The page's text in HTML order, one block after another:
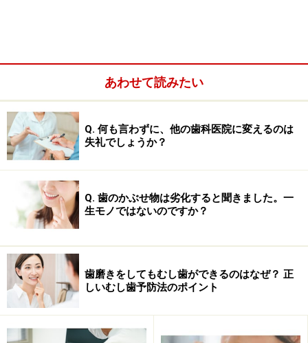
が研究されていきました。
撃によって歪みや応力が歯の根元付近に蓄積することで
起こる「マイクロクラック」という目で見えないほどの
微細なひび割れです。実は歯には構造的に1本1本に噛み
あわせが接触する最適な場所があり、この場所で噛む場
合にはマイクロクラックが起こりにくくなっています。
撃は、歪みや応力となって歯の根元付近に蓄積します。
「マイクロクラック」は唾液によって修復されますが、
クラックと修復を繰り返しながら徐々に磨り減ったよう
にえぐれていくというものです。
あわせて読みたい
Q. 何も言わずに、他の歯科医院に変えるのは
失礼でしょうか？
Q. 歯のかぶせ物は劣化すると聞きました。一
生モノではないのですか？
歯磨きをしてもむし歯ができるのはなぜ？ 正
しいむし歯予防法のポイント